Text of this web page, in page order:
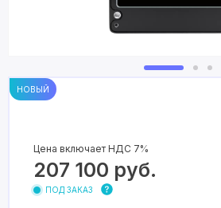
НОВЫЙ
Цена включает НДС 7%
207 100 руб.
ПОД ЗАКАЗ